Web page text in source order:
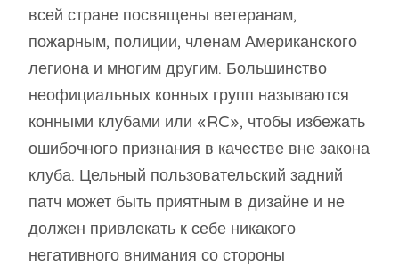
всей стране посвящены ветеранам,
пожарным, полиции, членам Американского
легиона и многим другим. Большинство
неофициальных конных групп называются
конными клубами или «RC», чтобы избежать
ошибочного признания в качестве вне закона
клуба. Цельный пользовательский задний
патч может быть приятным в дизайне и не
должен привлекать к себе никакого
негативного внимания со стороны